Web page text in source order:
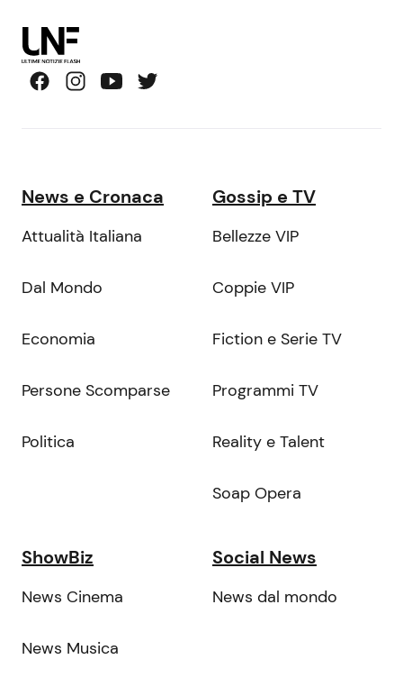
News e Cronaca
Attualità Italiana
Dal Mondo
Economia
Persone Scomparse
Politica
Gossip e TV
Bellezze VIP
Coppie VIP
Fiction e Serie TV
Programmi TV
Reality e Talent
Soap Opera
ShowBiz
News Cinema
News Musica
Social News
News dal mondo